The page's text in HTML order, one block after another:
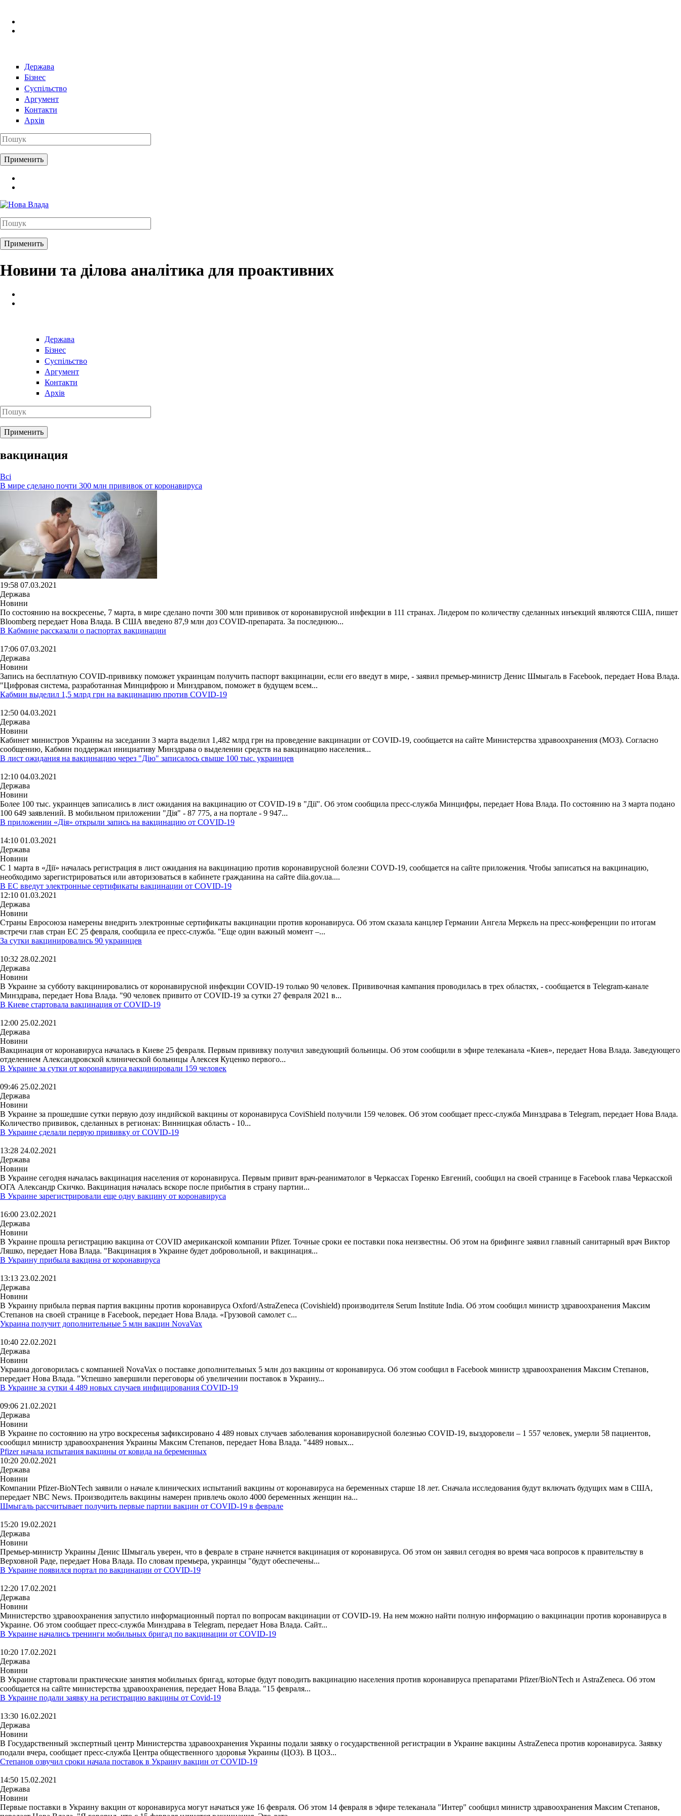
Держава
Бізнес
Суспільство
Аргумент
Контакти
Архів
Новини та ділова аналітика для проактивних
Держава
Бізнес
Суспільство
Аргумент
Контакти
Архів
вакцинация
Всі
В мире сделано почти 300 млн прививок от коронавируса
19:58 07.03.2021
Держава
Новини
По состоянию на воскресенье, 7 марта, в мире сделано почти 300 млн прививок от коронавирусной инфекции в 111 странах. Лидером по количеству сделанных инъекций являются США, пишет
Bloomberg передает Нова Влада. В США введено 87,9 млн доз COVID-препарата. За последнюю...
В Кабмине рассказали о паспортах вакцинации
17:06 07.03.2021
Держава
Новини
Запись на бесплатную COVID-прививку поможет украинцам получить паспорт вакцинации, если его введут в мире, - заявил премьер-министр Денис Шмыгаль в Facebook, передает Нова Влада.
"Цифровая система, разработанная Минцифрою и Минздравом, поможет в будущем всем...
Кабмин выделил 1,5 млрд грн на вакцинацию против COVID-19
12:50 04.03.2021
Держава
Новини
Кабинет министров Украины на заседании 3 марта выделил 1,482 млрд грн на проведение вакцинации от COVID-19, сообщается на сайте Министерства здравоохранения (МОЗ). Согласно
сообщению, Кабмин поддержал инициативу Минздрава о выделении средств на вакцинацию населения...
В лист ожидания на вакцинацию через "Дію" записалось свыше 100 тыс. украинцев
12:10 04.03.2021
Держава
Новини
Более 100 тыс. украинцев записались в лист ожидания на вакцинацию от COVID-19 в "Дії". Об этом сообщила пресс-служба Минцифры, передает Нова Влада. По состоянию на 3 марта подано
100 649 заявлений. В мобильном приложении "Дія" - 87 775, а на портале - 9 947...
В приложении «Дія» открыли запись на вакцинацию от COVID-19
14:10 01.03.2021
Держава
Новини
С 1 марта в «Дії» началась регистрация в лист ожидания на вакцинацию против коронавирусной болезни COVD-19, сообщается на сайте приложения. Чтобы записаться на вакцинацию,
необходимо зарегистрироваться или авторизоваться в кабинете гражданина на сайте diia.gov.ua....
В ЕС введут электронные сертификаты вакцинации от COVID-19
12:10 01.03.2021
Держава
Новини
Страны Евросоюза намерены внедрить электронные сертификаты вакцинации против коронавируса. Об этом сказала канцлер Германии Ангела Меркель на пресс-конференции по итогам
встречи глав стран ЕС 25 февраля, сообщила ее пресс-служба. "Еще один важный момент –...
За сутки вакцинировались 90 украинцев
10:32 28.02.2021
Держава
Новини
В Украине за субботу вакцинировались от коронавирусной инфекции COVID-19 только 90 человек. Прививочная кампания проводилась в трех областях, - сообщается в Telegram-канале
Минздрава, передает Нова Влада. "90 человек привито от COVID-19 за сутки 27 февраля 2021 в...
В Киеве стартовала вакцинация от COVID-19
12:00 25.02.2021
Держава
Новини
Вакцинация от коронавируса началась в Киеве 25 февраля. Первым прививку получил заведующий больницы. Об этом сообщили в эфире телеканала «Киев», передает Нова Влада. Заведующего
отделением Александровской клинической больницы Алексея Куценко первого...
В Украине за сутки от коронавируса вакцинировали 159 человек
09:46 25.02.2021
Держава
Новини
В Украине за прошедшие сутки первую дозу индийской вакцины от коронавируса CoviShield получили 159 человек. Об этом сообщает пресс-служба Минздрава в Telegram, передает Нова Влада.
Количество прививок, сделанных в регионах: Винницкая область - 10...
В Украине сделали первую прививку от COVID-19
13:28 24.02.2021
Держава
Новини
В Украине сегодня началась вакцинация населения от коронавируса. Первым привит врач-реаниматолог в Черкассах Горенко Евгений, сообщил на своей странице в Facebook глава Черкасской
ОГА Александр Скичко. Вакцинация началась вскоре после прибытия в страну партии...
В Украине зарегистрировали еще одну вакцину от коронавируса
16:00 23.02.2021
Держава
Новини
В Украине прошла регистрацию вакцина от COVID американской компании Pfizer. Точные сроки ее поставки пока неизвестны. Об этом на брифинге заявил главный санитарный врач Виктор
Ляшко, передает Нова Влада. "Вакцинация в Украине будет добровольной, и вакцинация...
В Украину прибыла вакцина от коронавируса
13:13 23.02.2021
Держава
Новини
В Украину прибыла первая партия вакцины против коронавируса Oxford/AstraZeneca (Covishield) производителя Serum Institute India. Об этом сообщил министр здравоохранения Максим
Степанов на своей странице в Facebook, передает Нова Влада. «Грузовой самолет с...
Украина получит дополнительные 5 млн вакцин NovaVax
10:40 22.02.2021
Держава
Новини
Украина договорилась с компанией NovaVax о поставке дополнительных 5 млн доз вакцины от коронавируса. Об этом сообщил в Facebook министр здравоохранения Максим Степанов,
передает Нова Влада. "Успешно завершили переговоры об увеличении поставок в Украину...
В Украине за сутки 4 489 новых случаев инфицирования COVID-19
09:06 21.02.2021
Держава
Новини
В Украине по состоянию на утро воскресенья зафиксировано 4 489 новых случаев заболевания коронавирусной болезнью COVID-19, выздоровели – 1 557 человек, умерли 58 пациентов,
сообщил министр здравоохранения Украины Максим Степанов, передает Нова Влада. "4489 новых...
Pfizer начала испытания вакцины от ковида на беременных
10:20 20.02.2021
Держава
Новини
Компании Pfizer-BioNTech заявили о начале клинических испытаний вакцины от коронавируса на беременных старше 18 лет. Сначала исследования будут включать будущих мам в США,
передает NBC News. Производитель вакцины намерен привлечь около 4000 беременных женщин на...
Шмыгаль рассчитывает получить первые партии вакцин от COVID-19 в феврале
15:20 19.02.2021
Держава
Новини
Премьер-министр Украины Денис Шмыгаль уверен, что в феврале в стране начнется вакцинация от коронавируса. Об этом он заявил сегодня во время часа вопросов к правительству в
Верховной Раде, передает Нова Влада. По словам премьера, украинцы "будут обеспечены...
В Украине появился портал по вакцинации от COVID-19
12:20 17.02.2021
Держава
Новини
Министерство здравоохранения запустило информационный портал по вопросам вакцинации от COVID-19. На нем можно найти полную информацию о вакцинации против коронавируса в
Украине. Об этом сообщает пресс-служба Минздрава в Telegram, передает Нова Влада. Сайт...
В Украине начались тренинги мобильных бригад по вакцинации от COVID-19
10:20 17.02.2021
Держава
Новини
В Украине стартовали практические занятия мобильных бригад, которые будут поводить вакцинацию населения против коронавируса препаратами Pfizer/BioNTech и AstraZeneca. Об этом
сообщается на сайте министерства здравоохранения, передает Нова Влада. "15 февраля...
В Украине подали заявку на регистрацию вакцины от Covid-19
13:30 16.02.2021
Держава
Новини
В Государственный экспертный центр Министерства здравоохранения Украины подали заявку о государственной регистрации в Украине вакцины AstraZeneca против коронавируса. Заявку
подали вчера, сообщает пресс-служба Центра общественного здоровья Украины (ЦОЗ). В ЦОЗ...
Степанов озвучил сроки начала поставок в Украину вакцин от COVID-19
14:50 15.02.2021
Держава
Новини
Первые поставки в Украину вакцин от коронавируса могут начаться уже 16 февраля. Об этом 14 февраля в эфире телеканала "Интер" сообщил министр здравоохранения Максим Степанов,